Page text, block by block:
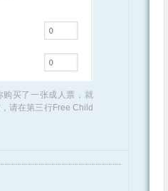
购买了一张成人票，就
请在第三行Free Child